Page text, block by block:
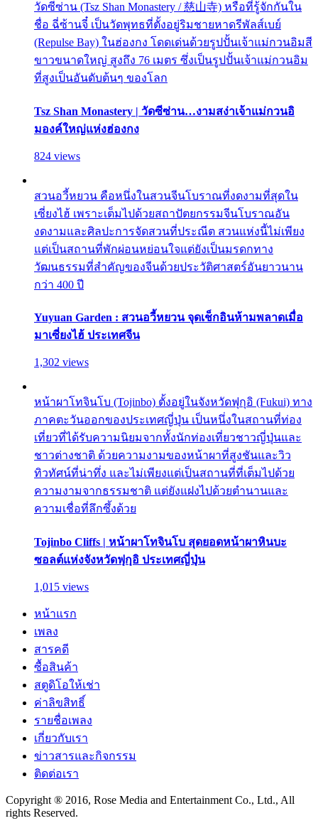
วัดซีซ่าน (Tsz Shan Monastery / 慈山寺) หรือที่รู้จักกันใน
ชื่อ ฉี่ซ้านจี๋ เป็นวัดพุทธที่ตั้งอยู่ริมชายหาดรีพัลส์เบย์
(Repulse Bay) ในฮ่องกง โดดเด่นด้วยรูปปั้นเจ้าแม่กวนอิมสี
ขาวขนาดใหญ่ สูงถึง 76 เมตร ซึ่งเป็นรูปปั้นเจ้าแม่กวนอิม
ที่สูงเป็นอันดับต้นๆ ของโลก
Tsz Shan Monastery | วัดซีซ่าน…งามสง่าเจ้าแม่กวนอิ
มองค์ใหญ่แห่งฮ่องกง
824 views
สวนอวี้หยวน คือหนึ่งในสวนจีนโบราณที่งดงามที่สุดใน
เซี่ยงไฮ้ เพราะเต็มไปด้วยสถาปัตยกรรมจีนโบราณอัน
งดงามและศิลปะการจัดสวนที่ประณีต สวนแห่งนี้ไม่เพียง
แต่เป็นสถานที่พักผ่อนหย่อนใจแต่ยังเป็นมรดกทาง
วัฒนธรรมที่สำคัญของจีนด้วยประวัติศาสตร์อันยาวนาน
กว่า 400 ปี
Yuyuan Garden : สวนอวี้หยวน จุดเช็กอินห้ามพลาดเมื่อ
มาเซี่ยงไฮ้ ประเทศจีน
1,302 views
หน้าผาโทจินโบ (Tojinbo) ตั้งอยู่ในจังหวัดฟุกุอิ (Fukui) ทาง
ภาคตะวันออกของประเทศญี่ปุ่น เป็นหนึ่งในสถานที่ท่อง
เที่ยวที่ได้รับความนิยมจากทั้งนักท่องเที่ยวชาวญี่ปุ่นและ
ชาวต่างชาติ ด้วยความงามของหน้าผาที่สูงชันและวิว
ทิวทัศน์ที่น่าทึ่ง และไม่เพียงแต่เป็นสถานที่ที่เต็มไปด้วย
ความงามจากธรรมชาติ แต่ยังแฝงไปด้วยตำนานและ
ความเชื่อที่ลึกซึ้งด้วย
Tojinbo Cliffs | หน้าผาโทจินโบ สุดยอดหน้าผาหินบะ
ซอลต์แห่งจังหวัดฟุกุอิ ประเทศญี่ปุ่น
1,015 views
หน้าแรก
เพลง
สารคดี
ซื้อสินค้า
สตูดิโอให้เช่า
ค่าลิขสิทธิ์
รายชื่อเพลง
เกี่ยวกับเรา
ข่าวสารและกิจกรรม
ติดต่อเรา
Copyright ® 2016, Rose Media and Entertainment Co., Ltd., All
rights Reserved.